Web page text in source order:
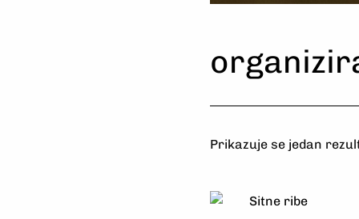
Uživajte
Uživajte
Uživajte
Prikazuje se jedan